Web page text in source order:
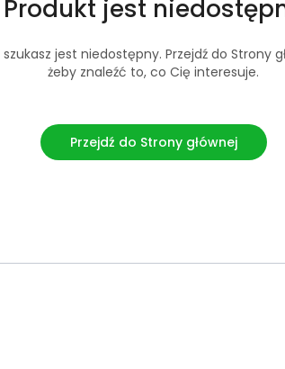
Produkt jest
jest niedostępny. Przejdź do Strony
żeby znaleźć to, co Cię interesuje.
Przejdź do Strony głównej